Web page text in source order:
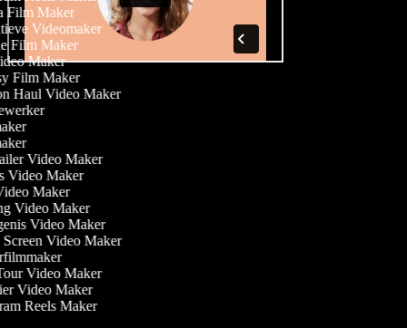
Film Maker
Videomaker
Film Maker
Maker
Film Maker
Haul Video Maker
Video Maker
Video Maker
Maker
Video Maker
Video Maker
Screen Video Maker
Video Maker
Video Maker
Reels Maker